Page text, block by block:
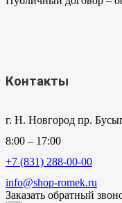
Контакты
г. Н. Новгород пр.
8:00 – 17:00
+7 (831) 288-00-00
info@shop-romek.ru
Заказать обратный